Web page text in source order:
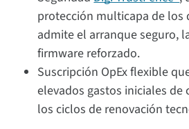
protección multicapa de los
admite el arranque seguro,
firmware reforzado.
Suscripción OpEx flexible
elevados gastos iniciales de
los ciclos de renovación